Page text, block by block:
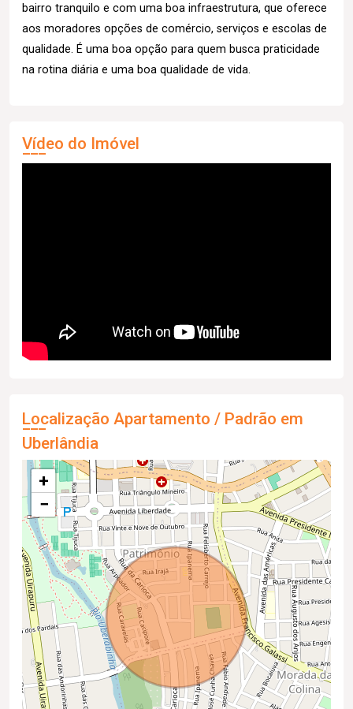
bairro tranquilo e com uma boa infraestrutura, que oferece
aos moradores opções de comércio, serviços e escolas de
qualidade. É uma boa opção para quem busca praticidade
na rotina diária e uma boa qualidade de vida.
Vídeo do Imóvel
Localização Apartamento / Padrão em
Uberlândia
+
−